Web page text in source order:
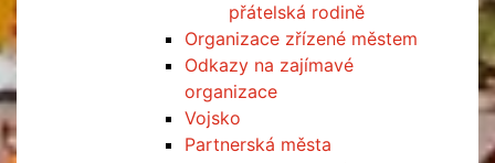
přátelská rodině
Organizace zřízené městem
Odkazy na zajímavé
organizace
Vojsko
Partnerská města